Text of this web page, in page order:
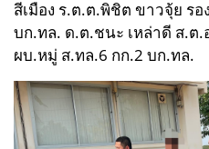
สีเมือง ร.ต.ต.พิชิต ขาวจุ้ย รอ
บก.ทล. ด.ต.ชนะ เหล่าดี ส.ต
ผบ.หมู่ ส.ทล.6 กก.2 บก.ทล.